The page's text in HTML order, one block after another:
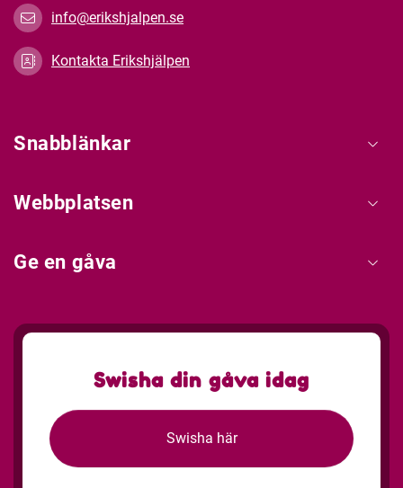
info@erikshjalpen.se
Kontakta Erikshjälpen
Snabblänkar
Webbplatsen
Ge en gåva
Swisha din gåva idag
Swisha här